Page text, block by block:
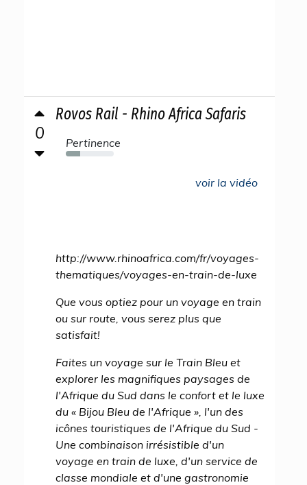
0
Rovos Rail - Rhino Africa Safaris
Pertinence
30%
voir la vidéo
http://www.rhinoafrica.com/fr/voyages-
thematiques/voyages-en-train-de-luxe
Que vous optiez pour un voyage en train
ou sur route, vous serez plus que
satisfait!
Faites un voyage sur le Train Bleu et
explorer les magnifiques paysages de
l'Afrique du Sud dans le confort et le luxe
du « Bijou Bleu de l'Afrique », l'un des
icônes touristiques de l'Afrique du Sud -
Une combinaison irrésistible d'un
voyage en train de luxe, d'un service de
classe mondiale et d'une gastronomie